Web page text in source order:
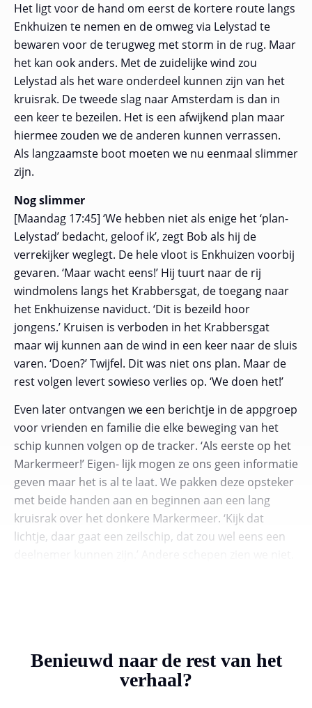
Het ligt voor de hand om eerst de kortere route langs
Enkhuizen te nemen en de omweg via Lelystad te
bewaren voor de terugweg met storm in de rug. Maar
het kan ook anders. Met de zuidelijke wind zou
Lelystad als het ware onderdeel kunnen zijn van het
kruisrak. De tweede slag naar Amsterdam is dan in
een keer te bezeilen. Het is een afwijkend plan maar
hiermee zouden we de anderen kunnen verrassen.
Als langzaamste boot moeten we nu eenmaal slimmer
zijn.
Nog slimmer
[Maandag 17:45] ‘We hebben niet als enige het ‘plan-
Lelystad’ bedacht, geloof ik’, zegt Bob als hij de
verrekijker weglegt. De hele vloot is Enkhuizen voorbij
gevaren. ‘Maar wacht eens!’ Hij tuurt naar de rij
windmolens langs het Krabbersgat, de toegang naar
het Enkhuizense naviduct. ‘Dit is bezeild hoor
jongens.’ Kruisen is verboden in het Krabbersgat
maar wij kunnen aan de wind in een keer naar de sluis
varen. ‘Doen?’ Twijfel. Dit was niet ons plan. Maar de
rest volgen levert sowieso verlies op. ‘We doen het!’
Even later ontvangen we een berichtje in de appgroep
voor vrienden en familie die elke beweging van het
schip kunnen volgen op de tracker. ‘Als eerste op het
Markermeer!’ Eigen- lijk mogen ze ons geen informatie
geven maar het is al te laat. We pakken deze opsteker
met beide handen aan en beginnen aan een lang
kruisrak over het donkere Markermeer. ‘Kijk dat
lichtje, daar gaat een zeilschip, dat zou wel eens een
Benieuwd naar de rest van het
verhaal?